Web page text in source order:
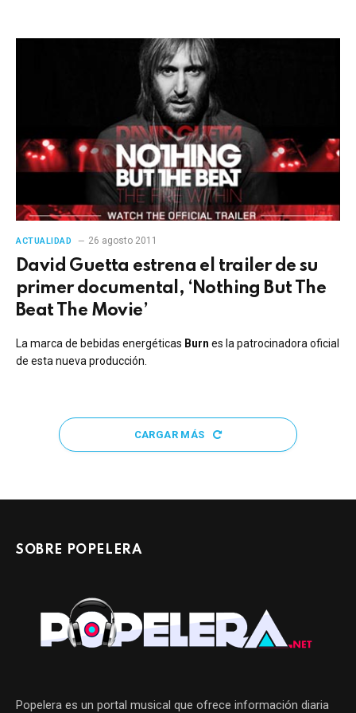
ACTUALIDAD 26 agosto 2011
David Guetta estrena el trailer de su
primer documental, ‘Nothing But The
Beat The Movie’
La marca de bebidas energéticas Burn es la patrocinadora oficial
de esta nueva producción.
CARGAR MÁS
SOBRE POPELERA
Popelera es un portal musical que ofrece información diaria